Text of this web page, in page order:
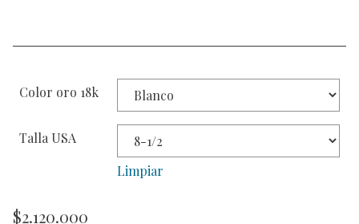
Color oro 18k
Talla USA
Limpiar
$2.120.000